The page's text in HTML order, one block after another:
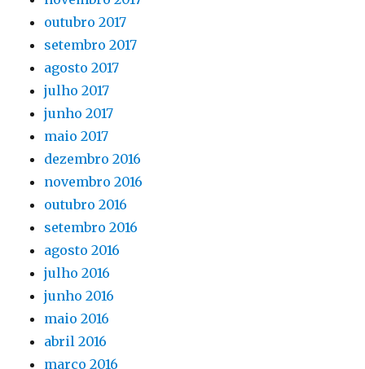
outubro 2017
setembro 2017
agosto 2017
julho 2017
junho 2017
maio 2017
dezembro 2016
novembro 2016
outubro 2016
setembro 2016
agosto 2016
julho 2016
junho 2016
maio 2016
abril 2016
março 2016